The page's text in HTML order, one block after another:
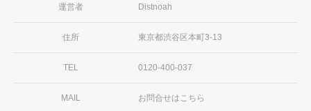
運営者 Distnoah
住所 東京都渋谷区本町3-13
TEL 0120-400-037
MAIL お問合せはこちら